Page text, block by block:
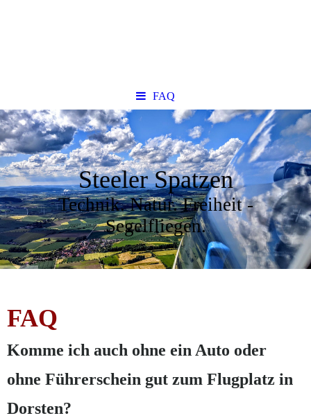
FAQ
Steeler Spatzen
Technik. Natur. Freiheit -
Segelfliegen.
FAQ
Komme ich auch ohne ein Auto oder
ohne Führerschein gut zum Flugplatz in
Dorsten?